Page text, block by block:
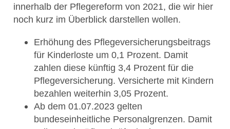
innerhalb der Pflegereform von 2021, die wir hier
noch kurz im Überblick darstellen wollen.
Erhöhung des Pflegeversicherungsbeitrags
für Kinderloste um 0,1 Prozent. Damit
zahlen diese künftig 3,4 Prozent für die
Pflegeversicherung. Versicherte mit Kindern
bezahlen weiterhin 3,05 Prozent.
Ab dem 01.07.2023 gelten
bundeseinheitliche Personalgrenzen. Damit